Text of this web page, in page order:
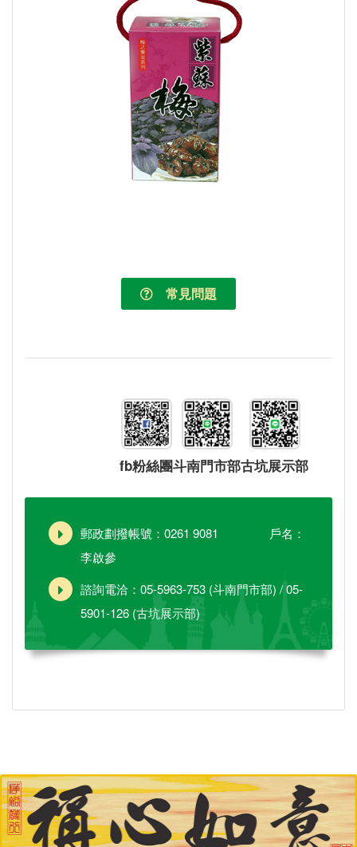
常見問題
fb粉絲團斗南門市部古坑展示部
郵政劃撥帳號：0261 9081 戶名：
李啟參
諮詢電洽：05-5963-753 (斗南門市部) / 05-
5901-126 (古坑展示部)